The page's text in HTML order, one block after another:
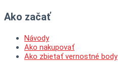
Ako začať
Návody
Ako nakupovať
Ako zbietať vernostné body